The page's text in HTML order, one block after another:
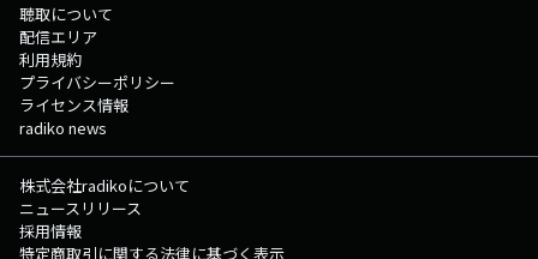
聴取について
配信エリア
利用規約
プライバシーポリシー
ライセンス情報
radiko news
株式会社radikoについて
ニュースリリース
採用情報
特定商取引に関する法律に基づく表示